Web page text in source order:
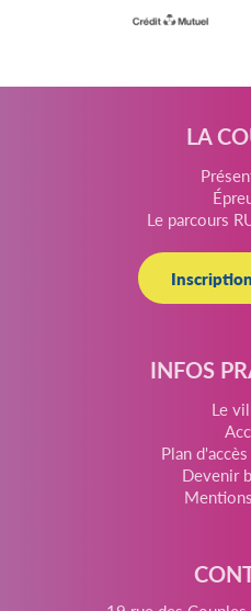
LA
Le parcours
INFOS
Le
Plan
Devenir